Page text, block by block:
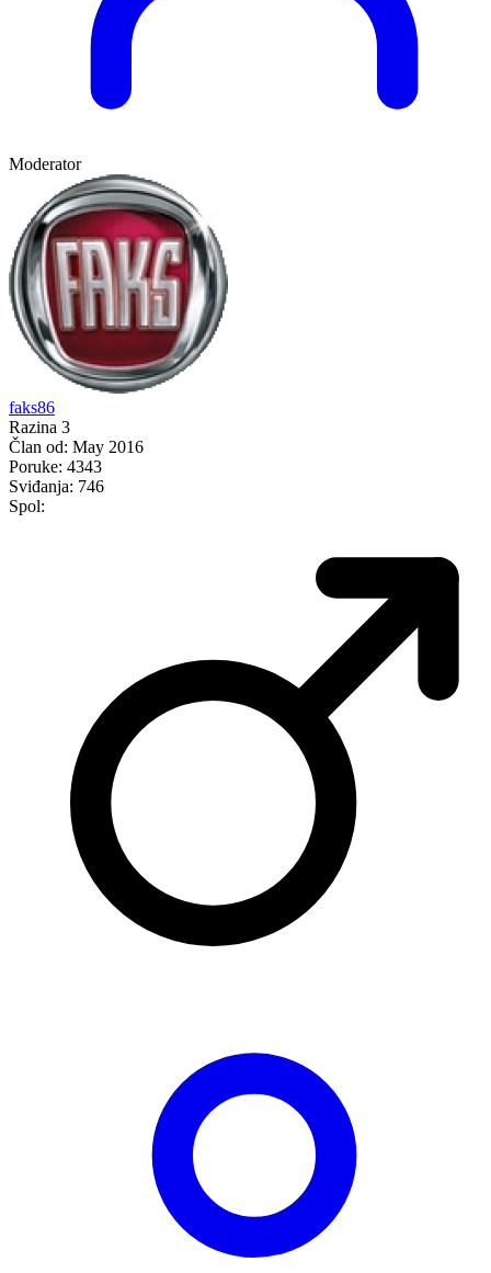
Moderator
faks86
Razina 3
Član od: May 2016
Poruke: 4343
Sviđanja: 746
Spol: